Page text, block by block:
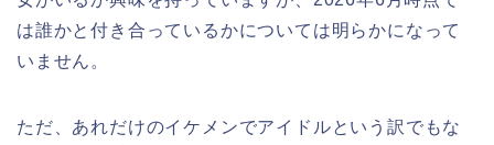
は誰かと付き合っているかについては明らかになって
いません。
ただ、あれだけのイケメンでアイドルという訳でもな